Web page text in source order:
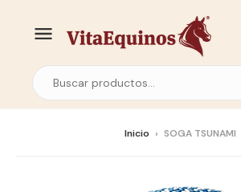
Inicio › SOGA TSUNAMI